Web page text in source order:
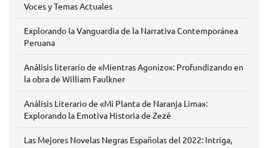
Voces y Temas Actuales
Explorando la Vanguardia de la Narrativa Contemporánea
Peruana
Análisis literario de «Mientras Agonizo»: Profundizando en
la obra de William Faulkner
Análisis Literario de «Mi Planta de Naranja Lima»:
Explorando la Emotiva Historia de Zezé
Las Mejores Novelas Negras Españolas del 2022: Intriga,